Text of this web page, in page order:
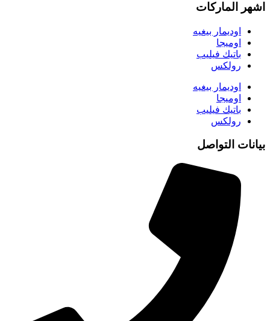
اشهر الماركات
اوديمار بيغيه
اوميجا
باتيك فيليب
رولكس
اوديمار بيغيه
اوميجا
باتيك فيليب
رولكس
بيانات التواصل